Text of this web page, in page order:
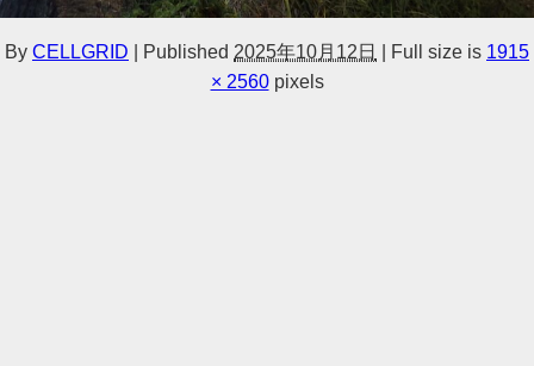
By CELLGRID Published 2025年10月12日 Full size is 1915
× 2560pixels